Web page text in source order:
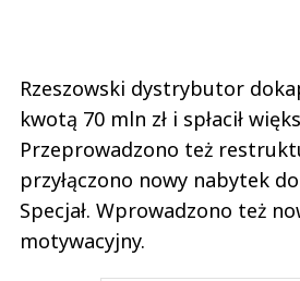
Rzeszowski dystrybutor
kwotą 70 mln zł i spłacił
Przeprowadzono też
przyłączono nowy nabytek
Specjał. Wprowadzono też
motywacyjny.